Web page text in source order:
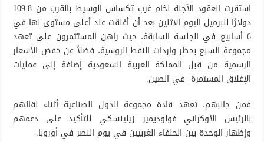
استقرت العقود الآجلة لخام غرب تكساس الوسيط بالقرب من 109.8
دولارًا للبرميل اليوم الاثنين بعد أن أغلقت عند أعلى مستوى لها في
6 أسابيع في الجلسة السابقة، حيث راهن المستثمرون على تعهد
مجموعة السبع بحظر واردات النفط الروسية، فضلاً عن خفض الأسعار
الرسمية من قبل المملكة العربية السعودية إضافة إلى عمليات
الإغلاق المستمرة في الصين.
فمن جانبهم، تعهد قادة مجموعة الدول الصناعية أثناء لقائهم
بالرئيس الأوكراني فولوديمير زيلينسكي للتأكيد على دعمهم
وإظهار الوحدة بين الحلفاء الغربيين في يوم النصر في أوروبا.